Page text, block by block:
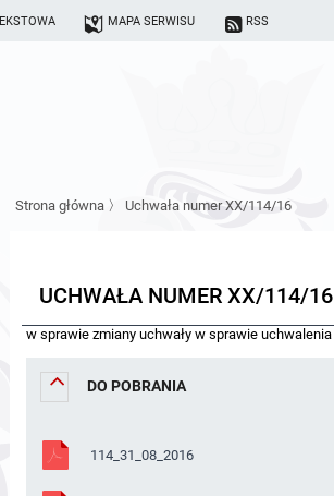
MAPA SERWISU RSS
Strona główna 〉 Uchwała numer XX/114/16
UCHWAŁA NUMER XX/114/16
w sprawie zmiany uchwały w sprawie
DO POBRANIA
114_31_08_2016